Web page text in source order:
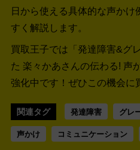
日から使える具体的な声か
すく解説します。
買取王子では「発達障害&グ
た 楽々かあさんの伝わる! 声
強化中です！ ぜひこの機会に
関連タグ 発達障害 グレ
声かけ コミュニケーション